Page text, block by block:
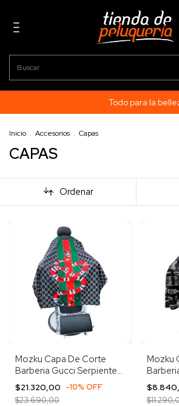
Todo para la belleza:
Inicio . Accesorios . Capas
CAPAS
Ordenar
Mozku Capa De Corte
Barberia Gucci Serpiente
Gancho Gucci Verde
$21.320,00 -10% OFF
$23.690,00
Mozku
Blanco
Con